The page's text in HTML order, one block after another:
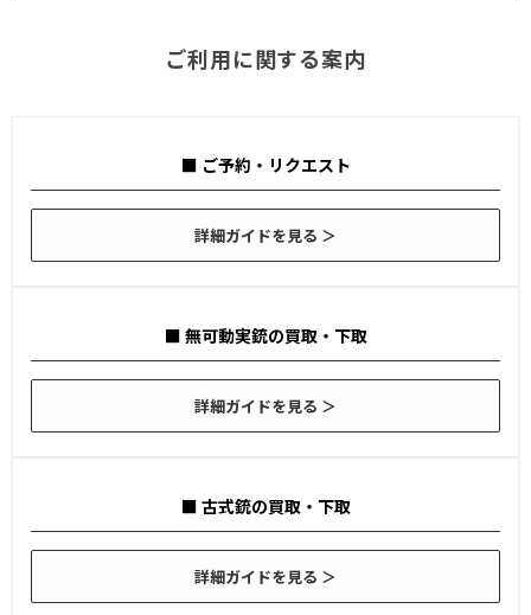
ご利用に関する案内
■ ご予約・リクエスト
詳細ガイドを見る ＞
■ 無可動実銃の買取・下取
詳細ガイドを見る ＞
■ 古式銃の買取・下取
詳細ガイドを見る ＞